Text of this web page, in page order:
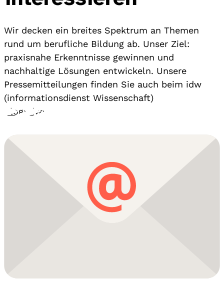
Wir decken ein breites Spektrum an Themen
rund um berufliche Bildung ab. Unser Ziel:
praxisnahe Erkenntnisse gewinnen und
nachhaltige Lösungen entwickeln. Unsere
Pressemitteilungen finden Sie auch beim idw
(informationsdienst Wissenschaft)
Blog› idw›